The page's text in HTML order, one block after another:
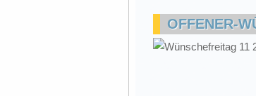
OFFENER-